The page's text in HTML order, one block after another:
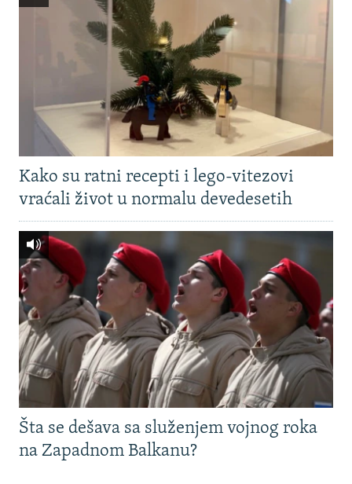
Kako su ratni recepti i lego-vitezovi
vraćali život u normalu devedesetih
Šta se dešava sa služenjem vojnog roka
na Zapadnom Balkanu?